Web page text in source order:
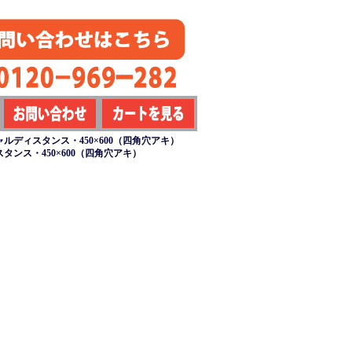
ディスタンス・450×600（四角穴アキ）
ンス・450×600（四角穴アキ）